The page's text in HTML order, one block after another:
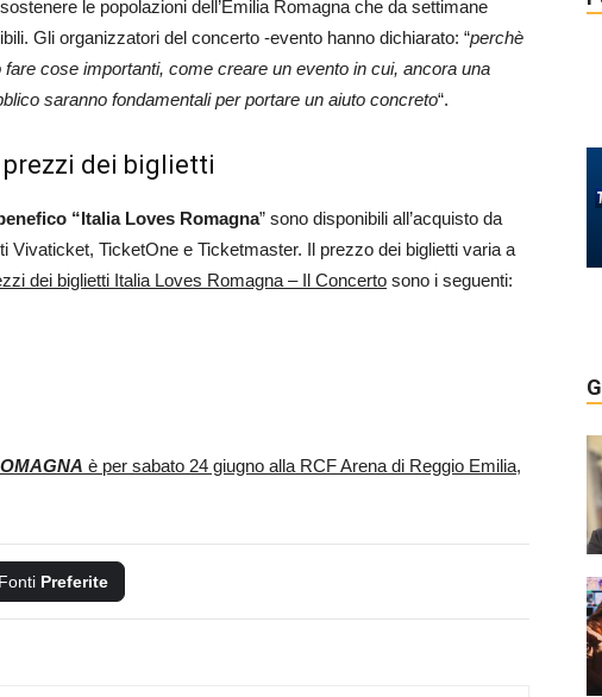
le popolazioni dell’Emilia Romagna che da settimane
Gli organizzatori del concerto -evento hanno dichiarato: “perchè
cose importanti, come creare un evento in cui, ancora una
saranno fondamentali per portare un aiuto concreto“.
prezzi dei biglietti
“Italia Loves Romagna” sono disponibili all’acquisto da
Vivaticket, TicketOne e Ticketmaster. Il prezzo dei biglietti varia a
dei biglietti Italia Loves Romagna – Il Concerto sono i seguenti:
è per sabato 24 giugno alla RCF Arena di Reggio Emilia,
Fonti Preferite